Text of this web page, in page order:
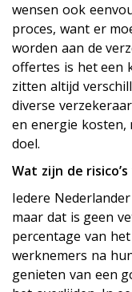
wensen ook
proces, want er
worden aan de
offertes is het een
zitten altijd
diverse
en energie kosten,
doel.
Wat zijn de
Iedere
maar dat is geen
percentage van
werknemers na
genieten van een